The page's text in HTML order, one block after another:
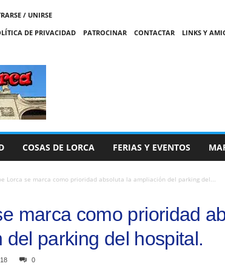
/ UNIRSE
DE PRIVACIDAD PATROCINAR CONTACTAR LINKS Y
COSAS DE LORCA FERIAS Y EVENTOS
Lorca se marca como prioridad absoluta la ampliación del parking del...
marca como prioridad
del parking del hospital.
0